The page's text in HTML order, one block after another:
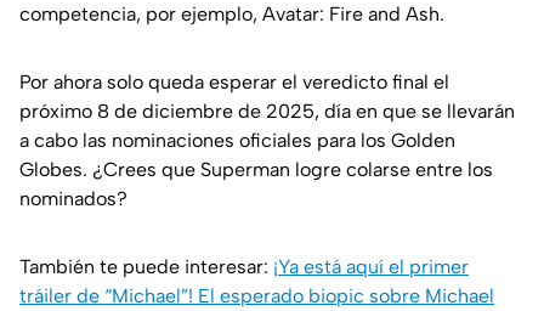
competencia, por ejemplo, Avatar: Fire and Ash.
Por ahora solo queda esperar el veredicto final el
próximo 8 de diciembre de 2025, día en que se llevarán
a cabo las nominaciones oficiales para los Golden
Globes. ¿Crees que Superman logre colarse entre los
nominados?
También te puede interesar: ¡Ya está aquí el primer
tráiler de “Michael”! El esperado biopic sobre Michael